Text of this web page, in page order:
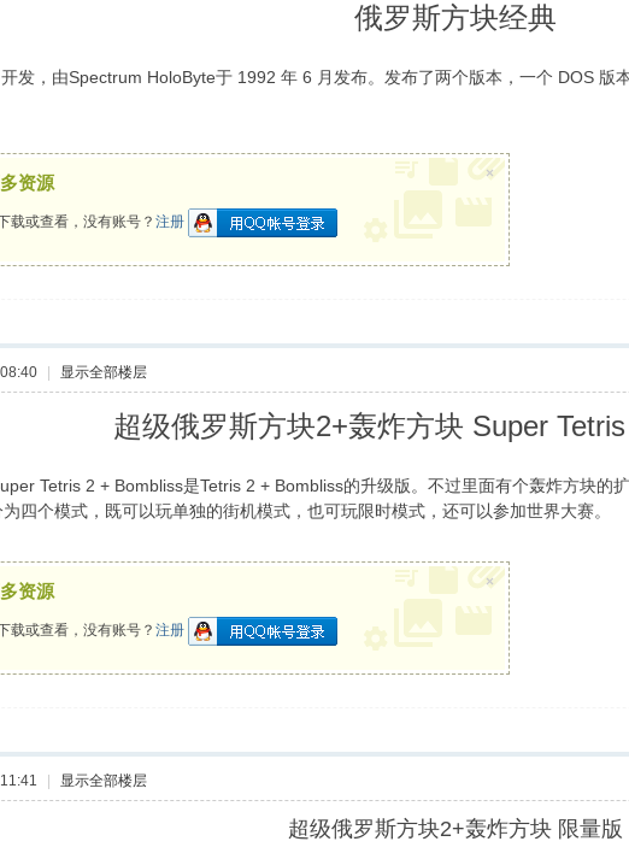
俄罗斯方块经典
发，由Spectrum HoloByte于 1992 年 6 月发布。发布了两个版本，一个 DOS
资源
载或查看，没有账号？注册
×
| 显示全部楼层
超级俄罗斯方块2+轰炸方块 Super
Tetris 2 + Bombliss是Tetris 2 + Bombliss的升级版。不过里面有个轰炸方块的
四个模式，既可以玩单独的街机模式，也可玩限时模式，还可以参加世界大赛。
资源
载或查看，没有账号？注册
×
| 显示全部楼层
超级俄罗斯方块2+轰炸方块 限量版